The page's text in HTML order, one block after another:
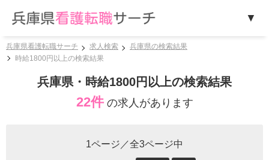
兵庫県看護転職サーチ 求人検索
兵庫県の検索結果
時給1800円以上の検索結果
兵庫県・時給1800円以上の検索結果
22件 の求人があります
1ページ／全3ページ中